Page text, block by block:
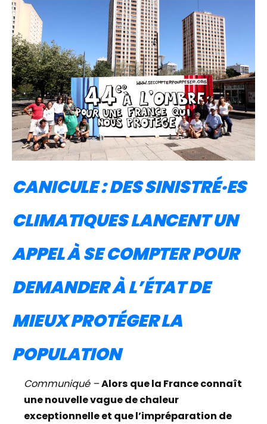
CANICULE : DES SINISTRÉ·ES
CLIMATIQUES LANCENT UN
APPEL À SE COMPTER POUR
DEMANDER À L’ÉTAT DE
MIEUX PROTÉGER LA
POPULATION
Communiqué –Alors que la France connaît
une nouvelle vague de chaleur
exceptionnelle et que l’impréparation de